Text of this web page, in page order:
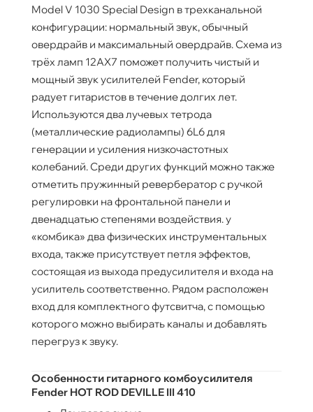
Model V 1030 Special Design в трехканальной
конфигурации: нормальный звук, обычный
овердрайв и максимальный овердрайв. Схема из
трёх ламп 12AX7 поможет получить чистый и
мощный звук усилителей Fender, который
радует гитаристов в течение долгих лет.
Используются два лучевых тетрода
(металлические радиолампы) 6L6 для
генерации и усиления низкочастотных
колебаний. Среди других функций можно также
отметить пружинный ревербератор с ручкой
регулировки на фронтальной панели и
двенадцатью степенями воздействия. у
«комбика» два физических инструментальных
входа, также присутствует петля эффектов,
состоящая из выхода предусилителя и входа на
усилитель соответственно. Рядом расположен
вход для комплектного футсвитча, с помощью
которого можно выбирать каналы и добавлять
перегруз к звуку.
Особенности гитарного комбоусилителя
Fender HOT ROD DEVILLE III 410